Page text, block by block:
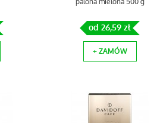
od 26,59 zł
+ ZAMÓW